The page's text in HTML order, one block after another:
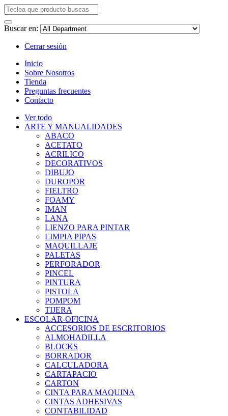
Buscar en:
Cerrar sesión
Inicio
Sobre Nosotros
Tienda
Preguntas frecuentes
Contacto
Ver todo
ARTE Y MANUALIDADES
ABACO
ACETATO
ACRILICO
DECORATIVOS
DIBUJO
DUROPOR
FIELTRO
FOAMY
IMAN
LANA
LIENZO PARA PINTAR
LIMPIA PIPAS
MAQUILLAJE
PALETAS
PERFORADOR
PINCEL
PINTURA
PISTOLA
POMPOM
TIJERA
ESCOLAR-OFICINA
ACCESORIOS DE ESCRITORIOS
ALMOHADILLA
BLOCKS
BORRADOR
CALCULADORA
CARTAPACIO
CARTON
CINTA PARA MAQUINA
CINTAS ADHESIVAS
CONTABILIDAD